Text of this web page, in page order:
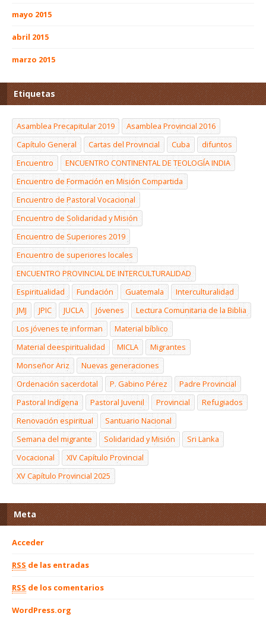
mayo 2015
abril 2015
marzo 2015
Etiquetas
Asamblea Precapitular 2019
Asamblea Provincial 2016
Capítulo General
Cartas del Provincial Cuba
difuntos
Encuentro
ENCUENTRO CONTINENTAL DE TEOLOGÍA INDIA
Encuentro de Formación en Misión Compartida
Encuentro de Pastoral Vocacional
Encuentro de Solidaridad y Misión
Encuentro de Superiores 2019
Encuentro de superiores locales
ENCUENTRO PROVINCIAL DE INTERCULTURALIDAD
Espiritualidad
Fundación Guatemala
Interculturalidad
JMJ
JPIC JUCLA Jóvenes
Lectura Comunitaria de la Biblia
Los jóvenes te informan
Material bíblico
Material deespiritualidad
MICLA
Migrantes
Monseñor Ariz
Nuevas generaciones
Ordenación sacerdotal
P. Gabino Pérez
Padre Provincial
Pastoral Indígena
Pastoral Juvenil Provincial
Refugiados
Renovación espiritual
Santuario Nacional
Semana del migrante
Solidaridad y Misión
Sri Lanka
Vocacional
XIV Capítulo Provincial
XV Capítulo Provincial 2025
Meta
Acceder
RSS de las entradas
RSS de los comentarios
WordPress.org